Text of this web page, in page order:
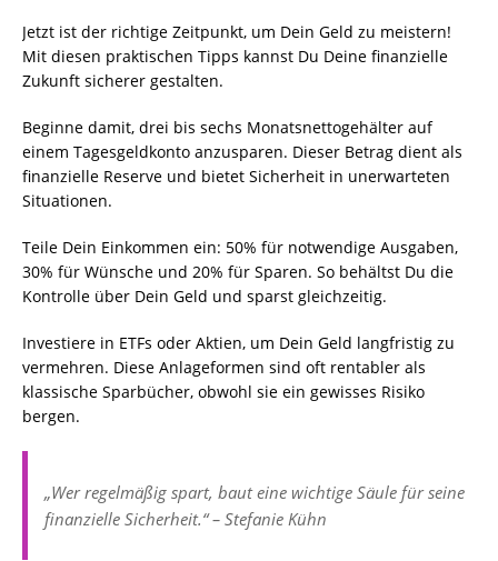
Jetzt ist der richtige Zeitpunkt, um Dein Geld zu meistern!
Mit diesen praktischen Tipps kannst Du Deine finanzielle
Zukunft sicherer gestalten.
Beginne damit, drei bis sechs Monatsnettogehälter auf
einem Tagesgeldkonto anzusparen. Dieser Betrag dient als
finanzielle Reserve und bietet Sicherheit in unerwarteten
Situationen.
Teile Dein Einkommen ein: 50% für notwendige Ausgaben,
30% für Wünsche und 20% für Sparen. So behältst Du die
Kontrolle über Dein Geld und sparst gleichzeitig.
Investiere in ETFs oder Aktien, um Dein Geld langfristig zu
vermehren. Diese Anlageformen sind oft rentabler als
klassische Sparbücher, obwohl sie ein gewisses Risiko
bergen.
„Wer regelmäßig spart, baut eine wichtige Säule für seine
finanzielle Sicherheit.“ – Stefanie Kühn